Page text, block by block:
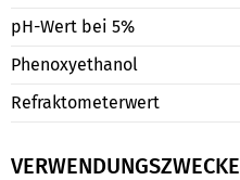
pH-Wert bei 5%
Phenoxyethanol
Refraktometerwert
VERWENDUNGSZWECKE